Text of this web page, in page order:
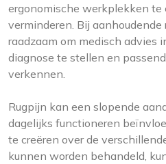
ergonomische werkplekken te
verminderen. Bij
raadzaam om medisch advies
diagnose te stellen en
verkennen.
Rugpijn kan een slopende
dagelijks functioneren
te creëren over de
kunnen worden behandeld,